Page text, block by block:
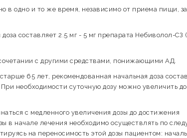
в одно и то же время, независимо от приема пищи,
доза составляет 2.5 мг - 5 мг препарата Небиволол-СЗ
с другими средствами, понижающими АД.
65 лет, рекомендованная начальная доза
необходимости суточную дозу можно увеличить до
с медленного увеличения дозы до достижения
в начале лечения необходимо осуществлять по
на переносимость этой дозы пациентом: